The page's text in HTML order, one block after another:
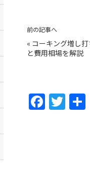
前の記事へ
« コーキング増し
と費用相場を解説
F T